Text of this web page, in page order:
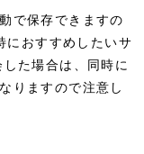
で保存できますの
におすすめしたいサ
た場合は、同時に
りますので注意し